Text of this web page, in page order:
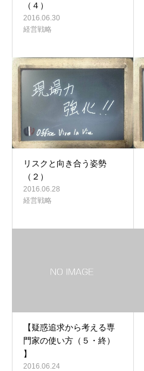
（４）
2016.06.30
経営戦略
リスクと向き合う姿勢
（２）
2016.06.28
経営戦略
【疑惑追求から考える専
門家の使い方（５・終）
】
2016.06.24